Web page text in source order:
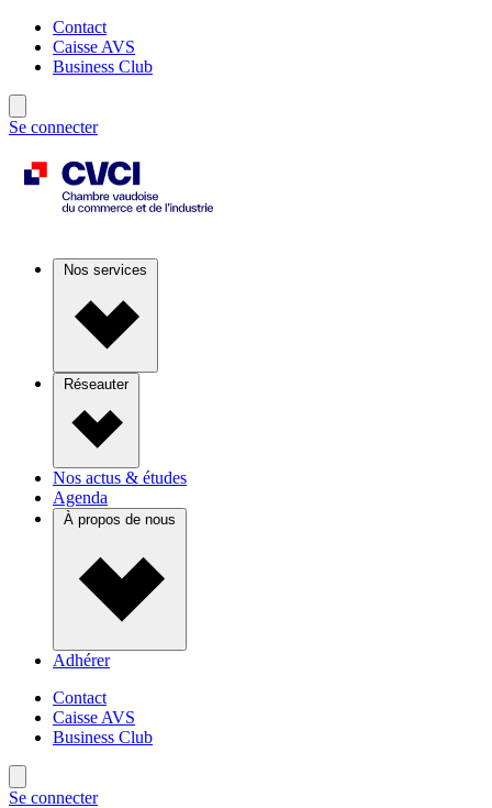
Contact
Caisse AVS
Business Club
Se connecter
Nos services
Réseauter
Nos actus & études
Agenda
À propos de nous
Adhérer
Contact
Caisse AVS
Business Club
Se connecter